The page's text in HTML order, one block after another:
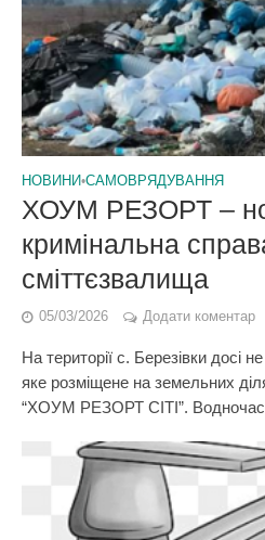
НОВИНИ•САМОВРЯДУВАННЯ
ХОУМ РЕЗОРТ –
кримінальна
сміттєзвалища
05/03/2026 Додати коментар
На території с. Березівки досі
яке розміщене на земельних
“ХОУМ РЕЗОРТ CITI”. Водночас